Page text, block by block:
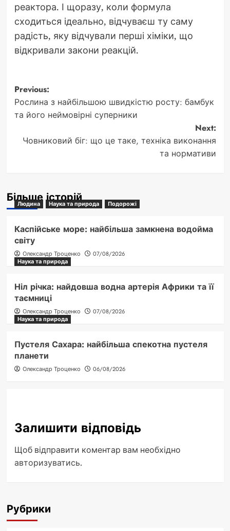
реактора. І щоразу, коли формула
сходиться ідеально, відчуваєш ту саму
радість, яку відчували перші хіміки, що
відкривали закони реакцій.
Post
navigation
Previous:
Рослина з найбільшою швидкістю росту: бамбук
та його неймовірні суперники
Next:
Човниковий біг: що це таке, техніка виконання
та нормативи
Більше історій
Людина Наука та природа Подорожі
Каспійське море: найбільша замкнена водойма
світу
Олександр Троценко
07/08/2026
Наука та природа
Ніл річка: найдовша водна артерія Африки та її
таємниці
Олександр Троценко
07/08/2026
Наука та природа
Пустеля Сахара: найбільша спекотна пустеля
планети
Олександр Троценко 06/08/2026
Залишити відповідь
Щоб відправити коментар вам необхідно
авторизуватись.
Рубрики